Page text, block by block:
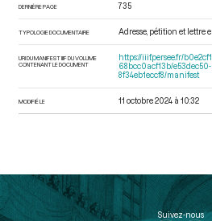
DERNIÈRE PAGE 735
TYPOLOGIE DOCUMENTAIRE Adresse, pétition et lettre
URI DU MANIFEST IIIF DU VOLUME
CONTENANT LE DOCUMENT
https://iiif.persee.fr/
68bcc0acf13b/
8f34eb1eccf8/manifest
MODIFIÉ LE 11 octobre 2024 à 10:32
Suivez-nous